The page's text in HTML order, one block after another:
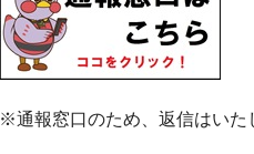
※通報窓口のため、返信はいた